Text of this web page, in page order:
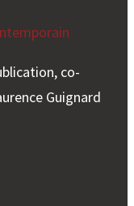
co-
Guignard